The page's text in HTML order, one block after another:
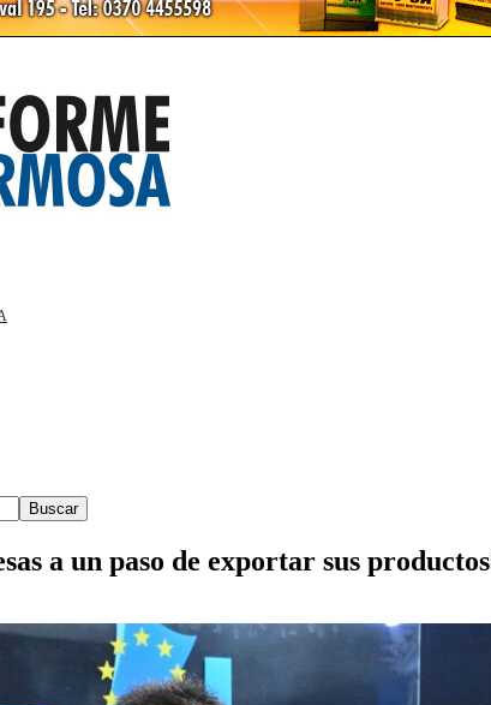
a un paso de exportar sus